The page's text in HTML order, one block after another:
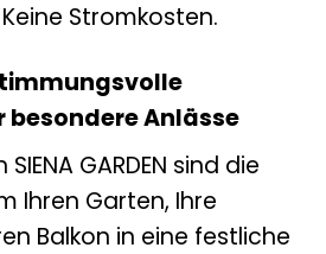
Keine Stromkosten.
Anlässe
GARDEN sind die
Ihren Garten, Ihre
Balkon in eine festliche